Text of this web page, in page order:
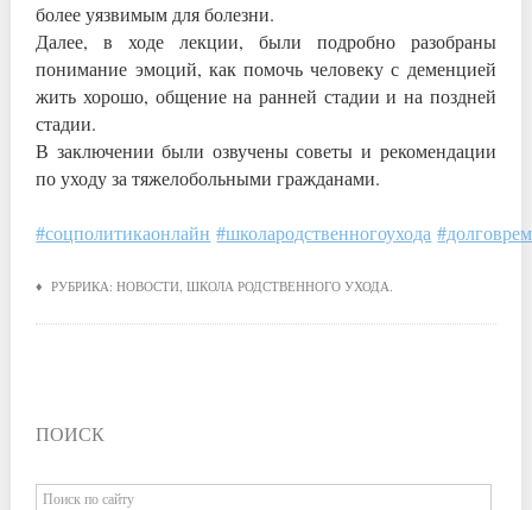
более уязвимым для болезни.
Далее, в ходе лекции, были подробно разобраны
понимание эмоций, как помочь человеку с деменцией
жить хорошо, общение на ранней стадии и на поздней
стадии.
В заключении были озвучены советы и рекомендации
по уходу за тяжелобольными гражданами.
#соцполитикаонлайн #школародственногоухода
♦ РУБРИКА:НОВОСТИ,ШКОЛА РОДСТВЕННОГО УХОДА.
ПОИСК